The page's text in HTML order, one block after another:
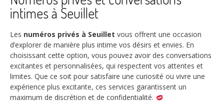
intimes à Seuillet
Les numéros privés à Seuillet vous offrent une occasion
d’explorer de manière plus intime vos désirs et envies. En
choisissant cette option, vous pouvez avoir des conversations
excitantes et personnalisées, qui respectent vos attentes et
limites. Que ce soit pour satisfaire une curiosité ou vivre une
expérience plus excitante, ces services garantissent un
maximum de discrétion et de confidentialité.